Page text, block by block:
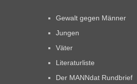
Gewalt gegen Männer
Jungen
Väter
Literaturliste
Der MANNdat Rundbrief